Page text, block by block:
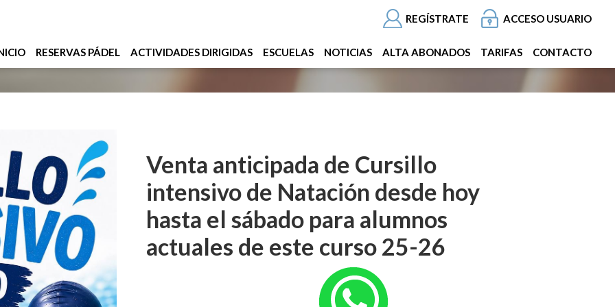
REGÍSTRATE ACCESO USUARIO
RESERVAS PÁDEL ACTIVIDADES DIRIGIDAS ESCUELAS NOTICIAS ALTA ABONADOS TARIFAS CONTACTO
Venta anticipada de Cursillo
intensivo de Natación desde hoy
hasta el sábado para alumnos
actuales de este curso 25-26